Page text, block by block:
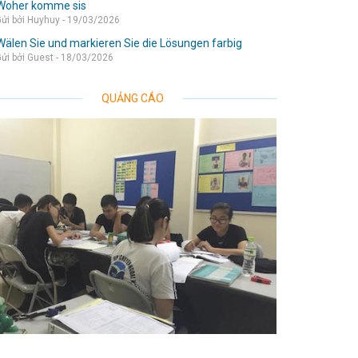
komme sis
bởi Huyhuy - 19/03/2026
Sie und markieren Sie die Lösungen farbig
bởi Guest - 18/03/2026
QUẢNG CÁO